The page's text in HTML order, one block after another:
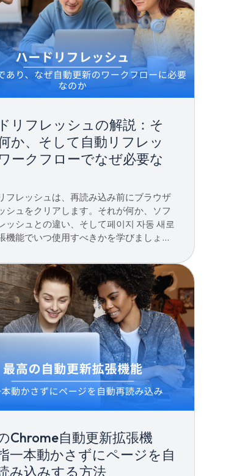
リフレッシュの解説：そ
か、そして自動リフレッ
ークフローでなぜ必要な
フレッシュは、再読み込み前にブラウザ
シュをクリアします。それが何か、ソフ
ッシュとの違い、そして페이지 자동 새로
機能でいつ使用すべきかを学びましょ
Chrome自動更新拡張機
一本動かさずにページを自
み込みする方法